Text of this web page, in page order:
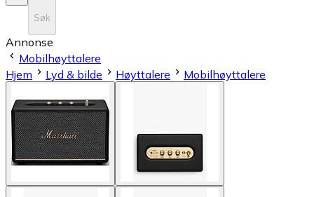
Søk
Annonse
Mobilhøyttalere
Hjem
Lyd & bilde Høyttalere Mobilhøyttalere